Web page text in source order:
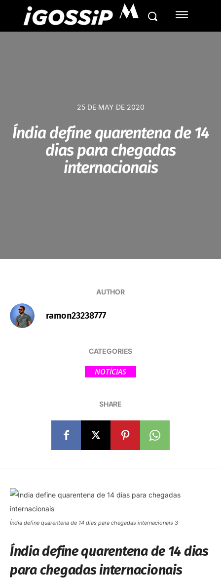
M
25 DE MAY DE 2020
Índia define quarentena de 14
dias para chegadas
internacionais
AUTHOR
ramon23238777
CATEGORIES
NOTÍCIAS
SHARE
Índia define quarentena de 14 dias para chegadas internacionais 3
Índia define quarentena de 14 dias
para chegadas internacionais